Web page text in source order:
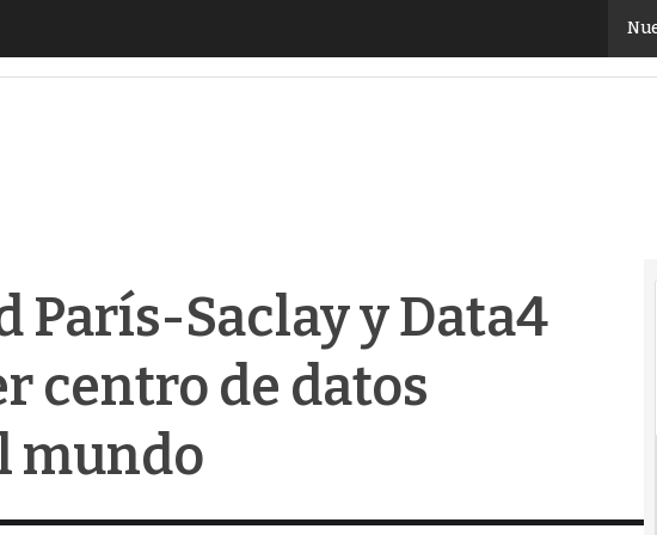
París-Saclay y Data4 crean el primer centro de datos
París-Saclay y Data4
centro de datos
mundo